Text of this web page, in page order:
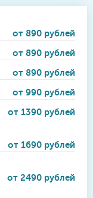
от 890 рублей
от 890 рублей
от 890 рублей
от 990 рублей
от 1390 рублей
от 1690 рублей
от 2490 рублей